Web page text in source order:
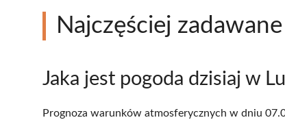
Najczęściej
Jaka jest pogoda dzisiaj w
Prognoza warunków atmosferycznych w dniu